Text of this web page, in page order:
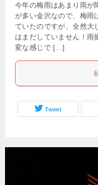
今年の梅雨はあまり雨が
が多い金沢なので、梅雨
ていたのですが、全然大
はまだしていません！雨
変な感じで […]
Tweet